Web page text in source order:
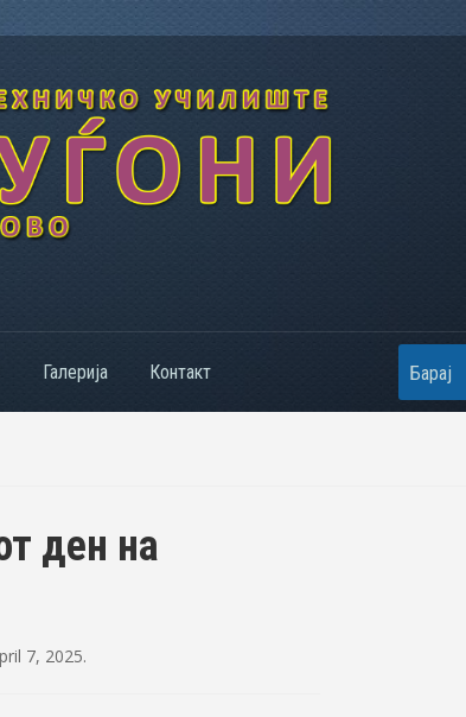
Галерија Контакт Search
ден на
7, 2025.